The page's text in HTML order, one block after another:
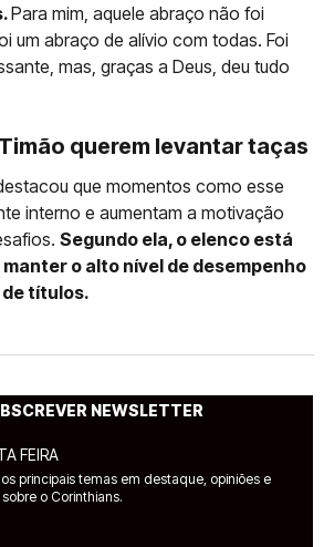
Para mim, aquele abraço não foi
um abraço de alívio com todas. Foi
mas, graças a Deus, deu tudo
querem levantar taças
que momentos como esse
interno e aumentam a motivação
Segundo ela, o elenco está
o alto nível de desempenho
de títulos.
NEWSLETTER
FEIRA
principais temas em destaque, opiniões e
o Corinthians.